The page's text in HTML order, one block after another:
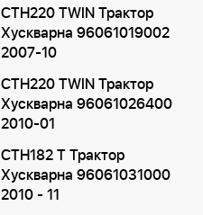
CTH220 TWIN Трактор
Хускварна 96061019002
2007-10
CTH220 TWIN Трактор
Хускварна 96061026400
2010-01
CTH182 T Трактор
Хускварна 96061031000
2010 - 11